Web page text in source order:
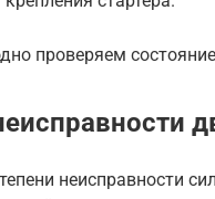
проверяем
неисправности